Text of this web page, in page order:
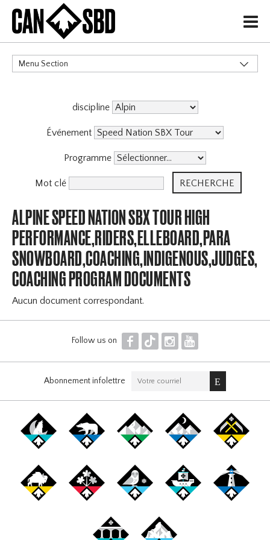
H
Menu Section
discipline
Événement
Programme
Mot clé
ALPINE SPEED NATION SBX TOUR HIGH
PERFORMANCE,RIDERS,ELLEBOARD,PARA
COACHING PROGRAM DOCUMENTS
Aucun document correspondant.
Follow us on F T I Y
Abonnement infolettre